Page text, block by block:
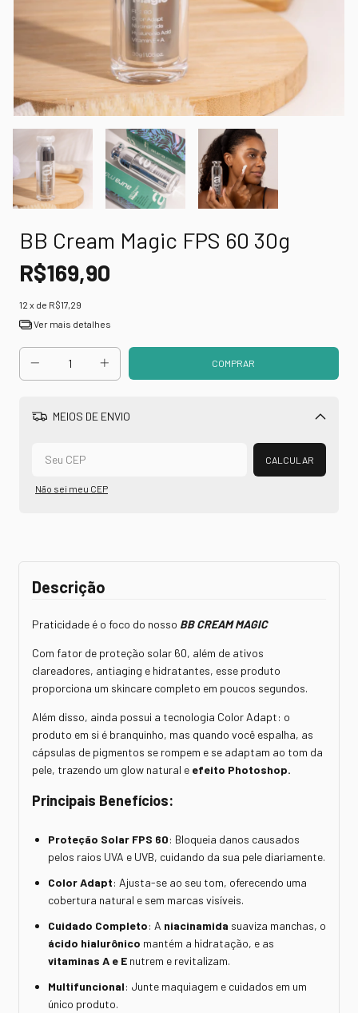
BB Cream Magic FPS 60 30g
R$169,90
12 x de R$17,29
Ver mais detalhes
MEIOS DE ENVIO
Alterar CEP
CALCULAR
Não sei meu CEP
Descrição
Praticidade é o foco do nosso BB CREAM MAGIC
Com fator de proteção solar 60, além de ativos
clareadores, antiaging e hidratantes, esse produto
proporciona um skincare completo em poucos segundos.
Além disso, ainda possui a tecnologia Color Adapt: o
produto em si é branquinho, mas quando você espalha, as
cápsulas de pigmentos se rompem e se adaptam ao tom da
pele, trazendo um glow natural e efeito Photoshop.
Principais Benefícios:
Proteção Solar FPS 60: Bloqueia danos causados
pelos raios UVA e UVB, cuidando da sua pele diariamente.
Color Adapt: Ajusta-se ao seu tom, oferecendo uma
cobertura natural e sem marcas visíveis.
Cuidado Completo: A niacinamida suaviza manchas, o
ácido hialurônico mantém a hidratação, e as
vitaminas A e E nutrem e revitalizam.
Multifuncional: Junte maquiagem e cuidados em um
único produto.